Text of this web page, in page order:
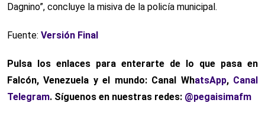
Dagnino”, concluye la misiva de la policía municipal.
Fuente: Versión Final
Pulsa los enlaces para enterarte de lo que pasa en
Falcón, Venezuela y el mundo: Canal WhatsApp, Canal
Telegram. Síguenos en nuestras redes: @pegaisimafm